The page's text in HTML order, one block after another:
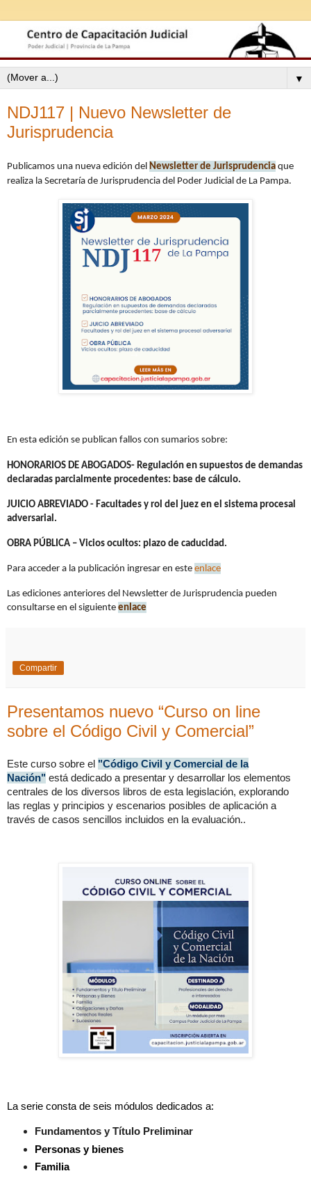
▼
NDJ117 | Nuevo Newsletter de
Jurisprudencia
Publicamos una nueva edición del Newsletter de Jurisprudenciaque
realiza la Secretaría de Jurisprudencia del Poder Judicial de La Pampa.
En esta edición se publican fallos con sumarios sobre:
HONORARIOS DE ABOGADOS- Regulación en supuestos de demandas
declaradas parcialmente procedentes: base de cálculo.
JUICIO ABREVIADO - Facultades y rol del juez en el sistema procesal
adversarial.
OBRA PÚBLICA – Vicios ocultos: plazo de caducidad.
Para acceder a la publicación ingresar en esteenlace
Las ediciones anteriores del Newsletter de Jurisprudencia pueden
consultarse en el siguienteenlace
Compartir
Presentamos nuevo “Curso on line
sobre el Código Civil y Comercial”
Este curso sobre el "Código Civil y Comercial de la
Nación" está dedicado a presentar y desarrollar los elementos
centrales de los diversos libros de esta legislación, explorando
las reglas y principios y escenarios posibles de aplicación a
través de casos sencillos incluidos en la evaluación..
La serie consta de seis módulos dedicados a:
Fundamentos y Título Preliminar
Personas y bienes
Familia